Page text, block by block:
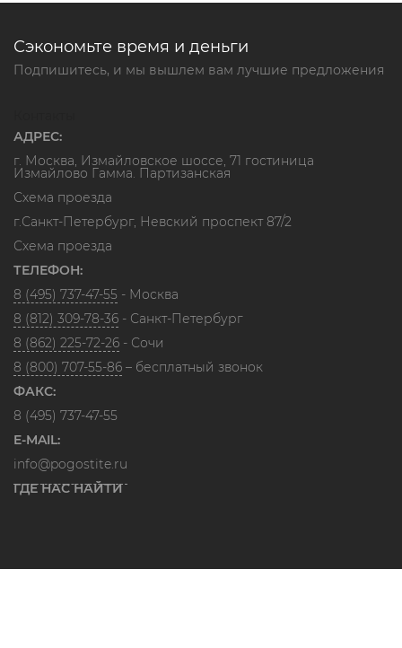
Сэкономьте время и деньги
Подпишитесь, и мы вышлем вам лучшие предложения
АДРЕС:
г. Москва, Измайловское шоссе, 71 гостиница
Измайлово Гамма. Партизанская
Схема проезда
г.Санкт-Петербург, Невский проспект 87/2
Схема проезда
ТЕЛЕФОН:
8 (495) 737-47-55 - Москва
8 (812) 309-78-36 - Санкт-Петербург
8 (862) 225-72-26 - Сочи
8 (800) 707-55-86 – бесплатный звонок
ФАКС:
8 (495) 737-47-55
E-MAIL:
info@pogostite.ru
ГДЕ НАС НАЙТИ